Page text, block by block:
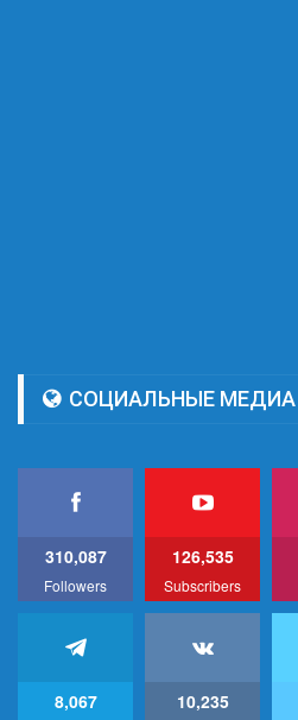
СОЦИАЛЬНЫЕ МЕДИА
310,087
Followers
126,535
Subscribers
8,067 10,235